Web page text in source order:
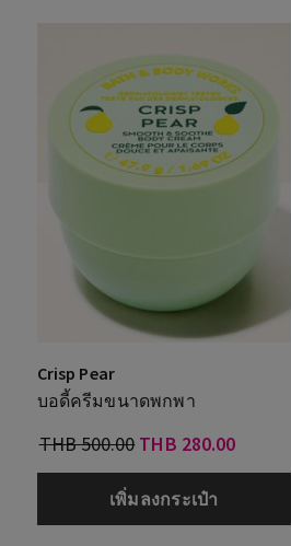
Crisp Pear
บอดี้ครีมขนาดพกพา
THB 500.00THB 280.00
เพิ่มลงกระเป๋า